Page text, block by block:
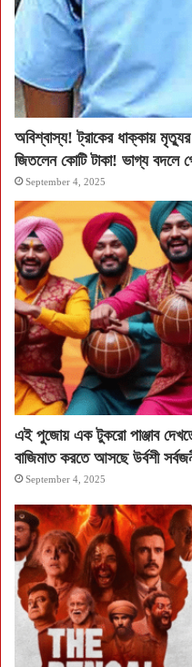
অবিশ্বাস্য! ট্রাকের ধাক্কায়
জিতলেন কোটি টাকা! ভাগ্য বদলে
September 4, 2025
এই পুজোয় এক টুকরো পাঞ্জাব
বাজিমাত করতে আসছে উর্বশী
September 4, 2025